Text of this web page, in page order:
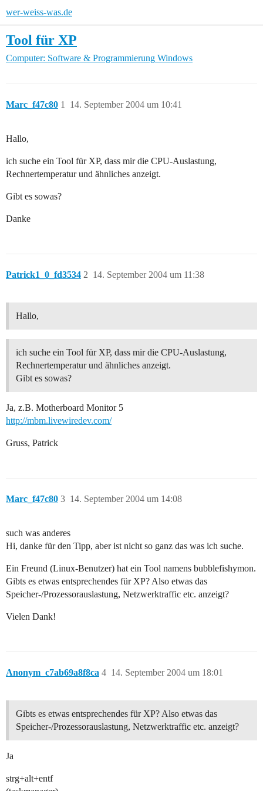
wer-weiss-was.de
Tool für XP
Computer: Software & Programmierung Windows
Marc_f47c80 14. September 2004 um 10:41
1
Hallo,
ich suche ein Tool für XP, dass mir die CPU-Auslastung,
Rechnertemperatur und ähnliches anzeigt.
Gibt es sowas?
Danke
Patrick1_0_fd3534 14. September 2004 um 11:38
2
Hallo,
ich suche ein Tool für XP, dass mir die CPU-Auslastung,
Rechnertemperatur und ähnliches anzeigt.
Gibt es sowas?
Ja, z.B. Motherboard Monitor 5
http://mbm.livewiredev.com/
Gruss, Patrick
Marc_f47c80 14. September 2004 um 14:08
3
such was anderes
Hi, danke für den Tipp, aber ist nicht so ganz das was ich suche.
Ein Freund (Linux-Benutzer) hat ein Tool namens bubblefishymon.
Gibts es etwas entsprechendes für XP? Also etwas das
Speicher-/Prozessorauslastung, Netzwerktraffic etc. anzeigt?
Vielen Dank!
Anonym_c7ab69a8f8ca 14. September 2004 um 18:01
4
Gibts es etwas entsprechendes für XP? Also etwas das
Speicher-/Prozessorauslastung, Netzwerktraffic etc. anzeigt?
Ja
strg+alt+entf